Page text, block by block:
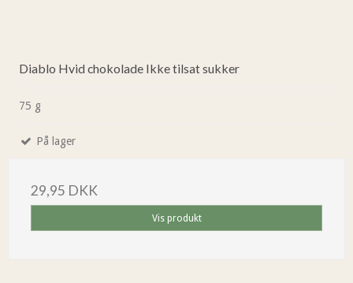
Diablo Hvid chokolade Ikke tilsat sukker
75 g
På lager
29,95 DKK
Vis produkt